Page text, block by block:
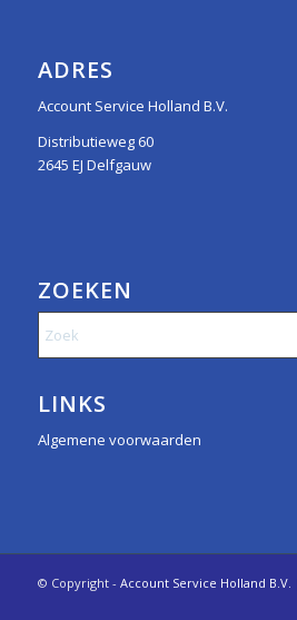
ADRES
Account Service Holland B.V.
Distributieweg 60
2645 EJ Delfgauw
ZOEKEN
LINKS
Algemene voorwaarden
© Copyright - Account Service Holland B.V.